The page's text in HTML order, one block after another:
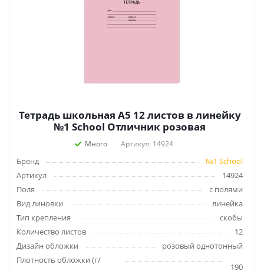
Тетрадь школьная А5 12 листов в линейку
№1 School Отличник розовая
Много Артикул: 14924
Бренд
№1 School
Артикул
14924
Поля
с полями
Вид линовки
линейка
Тип крепления
скобы
Количество листов
12
Дизайн обложки
розовый однотонный
Плотность обложки (г/
190